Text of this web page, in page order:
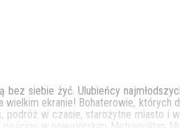
siebie żyć. Ulubieńcy
ekranie! Bohaterowie, których
podróż w czasie, starożytne miasto i